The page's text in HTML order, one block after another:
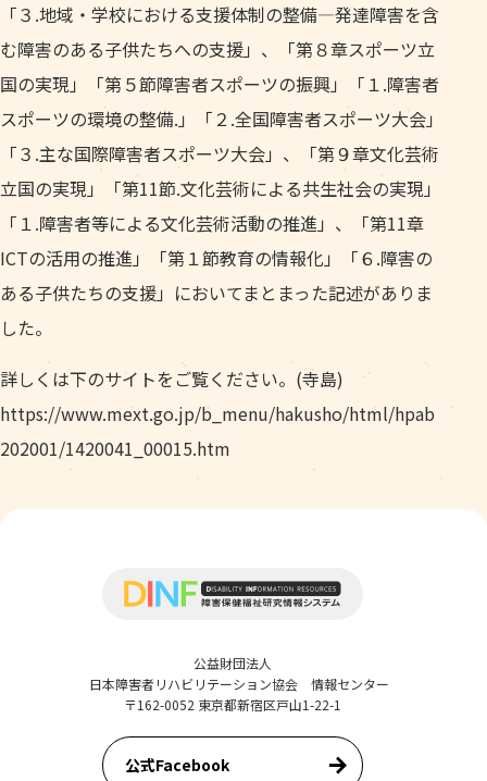
「３.地域・学校における支援体制の整備—発達障害を含
む障害のある子供たちへの支援」、「第８章スポーツ立
国の実現」「第５節障害者スポーツの振興」「１.障害者
スポーツの環境の整備.」「２.全国障害者スポーツ大会」
「３.主な国際障害者スポーツ大会」、「第９章文化芸術
立国の実現」「第11節.文化芸術による共生社会の実現」
「１.障害者等による文化芸術活動の推進」、「第11章
ICTの活用の推進」「第１節教育の情報化」「６.障害の
ある子供たちの支援」においてまとまった記述がありま
した。
詳しくは下のサイトをご覧ください。(寺島)
https://www.mext.go.jp/b_menu/hakusho/html/hpab
202001/1420041_00015.htm
公益財団法人
日本障害者リハビリテーション協会 情報センター
〒162-0052 東京都新宿区戸山1-22-1
公式Facebook